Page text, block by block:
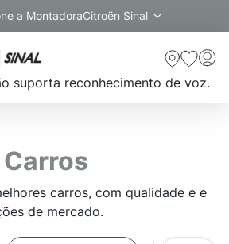
a MontadoraCitroën Sinal
suporta reconhecimento de voz.
carros, com qualidade e e
de mercado.